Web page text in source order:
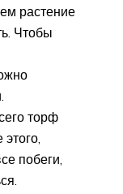
растение
Чтобы
торф
побеги,